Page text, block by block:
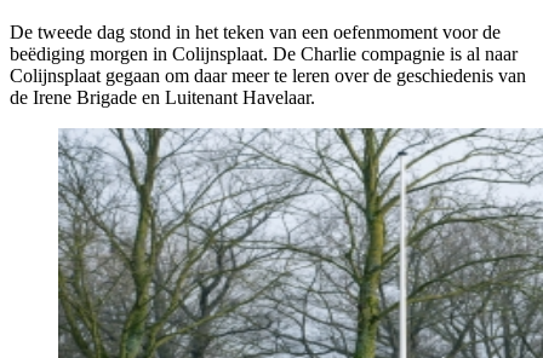
De tweede dag stond in het teken van een oefenmoment voor de
beëdiging morgen in Colijnsplaat. De Charlie compagnie is al naar
Colijnsplaat gegaan om daar meer te leren over de geschiedenis van
de Irene Brigade en Luitenant Havelaar.